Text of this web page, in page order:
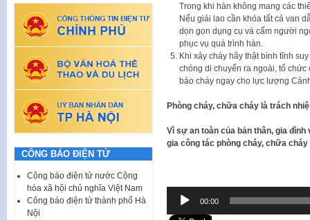
Trong khi hàn không mang các
Nếu giải lao cần khóa tất cả van
dọn gọn dụng cụ và cấm người
phục vụ quá trình hàn.
Khi xảy cháy hãy thật bình tĩnh
chóng di chuyển ra ngoài, tổ
báo cháy ngay cho lực lượng
Phòng cháy, chữa cháy là trách
Vì sự an toàn của bản thân, gia
gia công tác phòng cháy, chữa
phát
âm
00:00
CÔNG BÁO ĐIỆN TỬ
Công báo điện tử nước Cộng
hòa xã hội chủ nghĩa Việt Nam
Công báo điện tử thành phố Hà
Nội